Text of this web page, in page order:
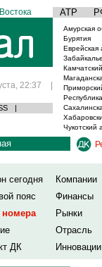
АТР
22:37 |
|
Амурская
Бурятия
Еврейская
Чукотский
сегодня
Компании
пояс
Финансы
номера
Рынки
Отрасль
ДК
Инновации